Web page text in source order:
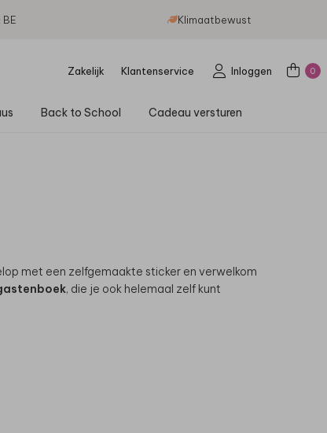
Klimaatbewust
Zakelijk Klantenservice Inloggen 0
Back to School Cadeau versturen
met een zelfgemaakte sticker en verwelkom
, die je ook helemaal zelf kunt